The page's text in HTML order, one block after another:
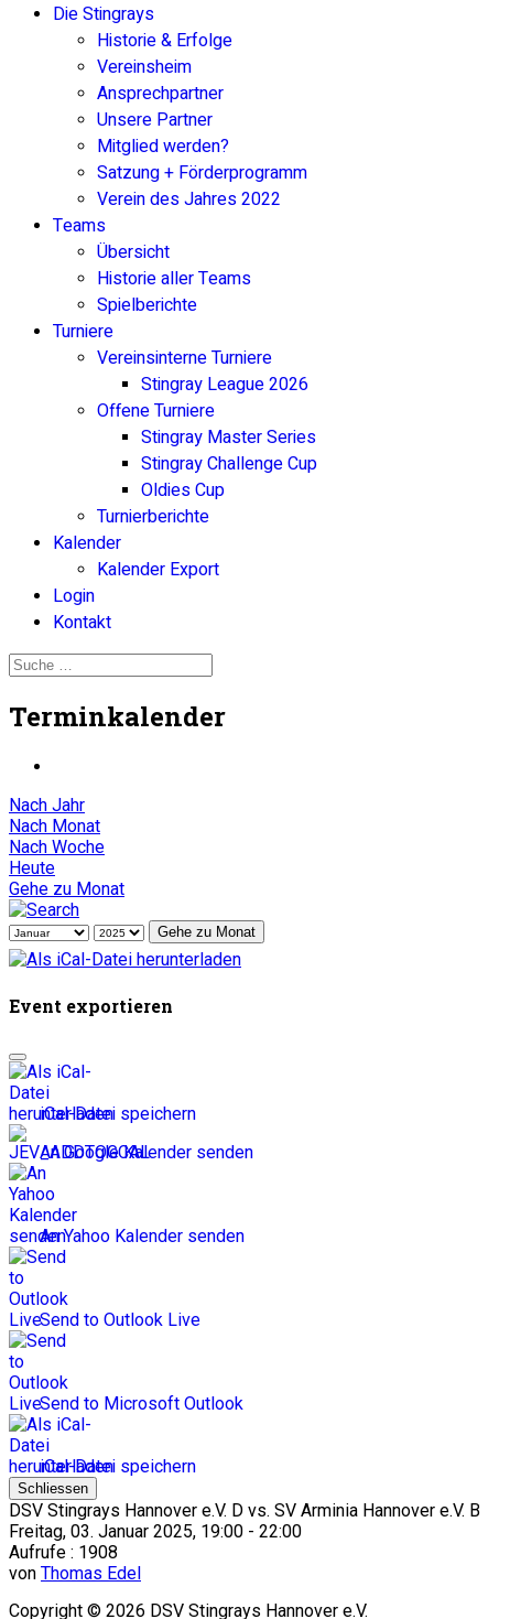
Die Stingrays
Historie & Erfolge
Vereinsheim
Ansprechpartner
Unsere Partner
Mitglied werden?
Satzung + Förderprogramm
Verein des Jahres 2022
Teams
Übersicht
Historie aller Teams
Spielberichte
Turniere
Vereinsinterne Turniere
Stingray League 2026
Offene Turniere
Stingray Master Series
Stingray Challenge Cup
Oldies Cup
Turnierberichte
Kalender
Kalender Export
Login
Kontakt
Terminkalender
Nach Jahr
Nach Monat
Nach Woche
Heute
Gehe zu Monat
Gehe zu Monat
Event exportieren
iCal-Datei speichern
An Google Kalender senden
An Yahoo Kalender senden
Send to Outlook Live
Send to Microsoft Outlook
iCal-Datei speichern
Schliessen
DSV Stingrays Hannover e.V. D vs. SV Arminia Hannover e.V. B
Freitag, 03. Januar 2025, 19:00 - 22:00
Aufrufe : 1908
von Thomas Edel
Copyright © 2026 DSV Stingrays Hannover e.V.